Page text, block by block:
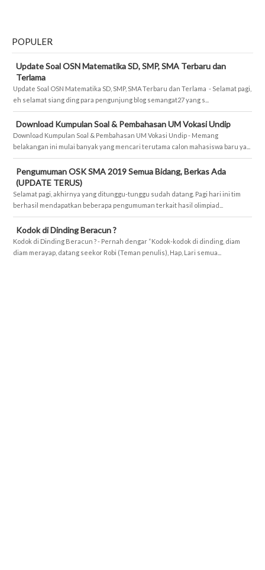
POPULER
Update Soal OSN Matematika SD, SMP, SMA Terbaru dan
Terlama
Update Soal OSN Matematika SD, SMP, SMA Terbaru dan Terlama - Selamat pagi,
eh selamat siang ding para pengunjung blog semangat27 yang s...
Download Kumpulan Soal & Pembahasan UM Vokasi Undip
Download Kumpulan Soal & Pembahasan UM Vokasi Undip - Memang
belakangan ini mulai banyak yang mencari terutama calon mahasiswa baru ya...
Pengumuman OSK SMA 2019 Semua Bidang, Berkas Ada
(UPDATE TERUS)
Selamat pagi, akhirnya yang ditunggu-tunggu sudah datang. Pagi hari ini tim
berhasil mendapatkan beberapa pengumuman terkait hasil olimpiad...
Kodok di Dinding Beracun ?
Kodok di Dinding Beracun ? - Pernah dengar “Kodok-kodok di dinding, diam
diam merayap, datang seekor Robi (Teman penulis), Hap, Lari semua...